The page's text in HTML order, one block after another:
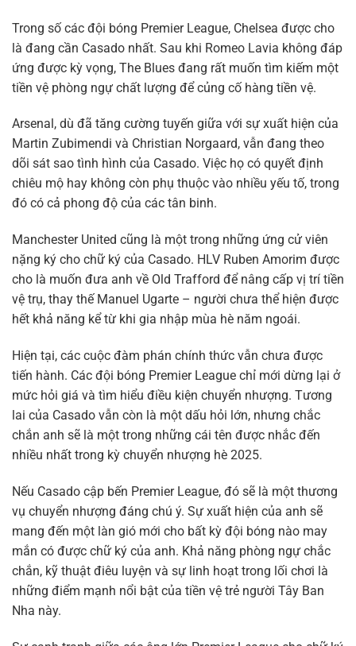
Trong số các đội bóng Premier League, Chelsea được cho
là đang cần Casado nhất. Sau khi Romeo Lavia không đáp
ứng được kỳ vọng, The Blues đang rất muốn tìm kiếm một
tiền vệ phòng ngự chất lượng để củng cố hàng tiền vệ.
Arsenal, dù đã tăng cường tuyến giữa với sự xuất hiện của
Martin Zubimendi và Christian Norgaard, vẫn đang theo
dõi sát sao tình hình của Casado. Việc họ có quyết định
chiêu mộ hay không còn phụ thuộc vào nhiều yếu tố, trong
đó có cả phong độ của các tân binh.
Manchester United cũng là một trong những ứng cử viên
nặng ký cho chữ ký của Casado. HLV Ruben Amorim được
cho là muốn đưa anh về Old Trafford để nâng cấp vị trí tiền
vệ trụ, thay thế Manuel Ugarte – người chưa thể hiện được
hết khả năng kể từ khi gia nhập mùa hè năm ngoái.
Hiện tại, các cuộc đàm phán chính thức vẫn chưa được
tiến hành. Các đội bóng Premier League chỉ mới dừng lại ở
mức hỏi giá và tìm hiểu điều kiện chuyển nhượng. Tương
lai của Casado vẫn còn là một dấu hỏi lớn, nhưng chắc
chắn anh sẽ là một trong những cái tên được nhắc đến
nhiều nhất trong kỳ chuyển nhượng hè 2025.
Nếu Casado cập bến Premier League, đó sẽ là một thương
vụ chuyển nhượng đáng chú ý. Sự xuất hiện của anh sẽ
mang đến một làn gió mới cho bất kỳ đội bóng nào may
mắn có được chữ ký của anh. Khả năng phòng ngự chắc
chắn, kỹ thuật điêu luyện và sự linh hoạt trong lối chơi là
những điểm mạnh nổi bật của tiền vệ trẻ người Tây Ban
Nha này.